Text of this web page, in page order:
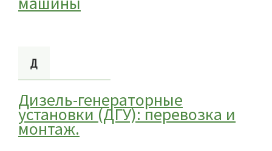
Д
Дизель-генераторные
установки (ДГУ): перевозка и
монтаж.